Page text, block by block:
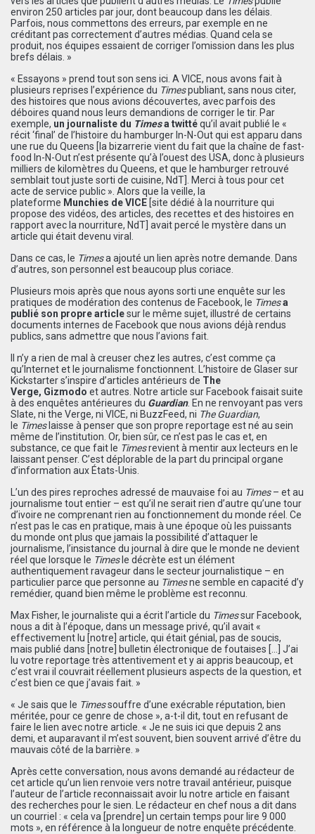
environ 250 articles par jour, dont beaucoup dans les délais.
Parfois, nous commettons des erreurs, par exemple en ne
créditant pas correctement d’autres médias. Quand cela se
produit, nos équipes essaient de corriger l’omission dans les plus
brefs délais. »
« Essayons » prend tout son sens ici. A VICE, nous avons fait à
plusieurs reprises l’expérience du Timespubliant, sans nous citer,
des histoires que nous avions découvertes, avec parfois des
déboires quand nous leurs demandions de corriger le tir. Par
exemple, un journaliste du Timesa twittéqu’il avait publié le «
récit ‘final’ de l’histoire du hamburger In-N-Out qui est apparu dans
une rue du Queens [la bizarrerie vient du fait que la chaîne de fast-
food In-N-Out n’est présente qu’à l’ouest des USA, donc à plusieurs
milliers de kilomètres du Queens, et que le hamburger retrouvé
semblait tout juste sorti de cuisine, NdT]. Merci à tous pour cet
acte de service public ». Alors que la veille, la
plateforme Munchies de VICE [site dédié à la nourriture qui
propose des vidéos, des articles, des recettes et des histoires en
rapport avec la nourriture, NdT] avait percé le mystère dans un
article qui était devenu viral.
Dans ce cas, le Timesa ajouté un lien après notre demande. Dans
d’autres, son personnel est beaucoup plus coriace.
Plusieurs mois après que nous ayons sorti une enquête sur les
pratiques de modération des contenus de Facebook, le Timesa
publié son propre articlesur le même sujet, illustré de certains
documents internes de Facebook que nous avions déjà rendus
publics, sans admettre que nous l’avions fait.
Il n’y a rien de mal à creuser chez les autres, c’est comme ça
qu’Internet et le journalisme fonctionnent. L’histoire de Glaser sur
Kickstarter s’inspire d’articles antérieurs de The
Verge, Gizmodo et autres. Notre article sur Facebook faisait suite
à des enquêtes antérieures du Guardian. En ne renvoyant pas vers
Slate, ni the Verge, ni VICE, ni BuzzFeed, ni The Guardian,
le Timeslaisse à penser que son propre reportage est né au sein
même de l’institution. Or, bien sûr, ce n’est pas le cas et, en
substance, ce que fait le Timesrevient à mentir aux lecteurs en le
laissant penser. C’est déplorable de la part du principal organe
d’information aux États-Unis.
L’un des pires reproches adressé de mauvaise foi au Times– et au
journalisme tout entier – est qu’il ne serait rien d’autre qu’une tour
d’ivoire ne comprenant rien au fonctionnement du monde réel. Ce
n’est pas le cas en pratique, mais à une époque où les puissants
du monde ont plus que jamais la possibilité d’attaquer le
journalisme, l’insistance du journal à dire que le monde ne devient
réel que lorsque le Timesle décrète est un élément
authentiquement ravageur dans le secteur journalistique – en
particulier parce que personne au Timesne semble en capacité d’y
remédier, quand bien même le problème est reconnu.
Max Fisher, le journaliste qui a écrit l’article du Timessur Facebook,
nous a dit à l’époque, dans un message privé, qu’il avait «
effectivement lu [notre] article, qui était génial, pas de soucis,
mais publié dans [notre] bulletin électronique de foutaises […] J’ai
lu votre reportage très attentivement et y ai appris beaucoup, et
c’est vrai il couvrait réellement plusieurs aspects de la question, et
c’est bien ce que j’avais fait. »
« Je sais que le Timessouffre d’une exécrable réputation, bien
méritée, pour ce genre de chose », a-t-il dit, tout en refusant de
faire le lien avec notre article. « Je ne suis ici que depuis 2 ans
demi, et auparavant il m’est souvent, bien souvent arrivé d’être du
mauvais côté de la barrière. »
Après cette conversation, nous avons demandé au rédacteur de
cet article qu’un lien renvoie vers notre travail antérieur, puisque
l’auteur de l’article reconnaissait avoir lu notre article en faisant
des recherches pour le sien. Le rédacteur en chef nous a dit dans
un courriel : « cela va [prendre] un certain temps pour lire 9 000
mots », en référence à la longueur de notre enquête précédente.